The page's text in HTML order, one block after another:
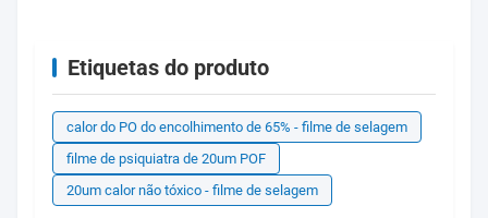
Etiquetas do produto
calor do PO do encolhimento de 65% - filme de selagem
filme de psiquiatra de 20um POF
20um calor não tóxico - filme de selagem